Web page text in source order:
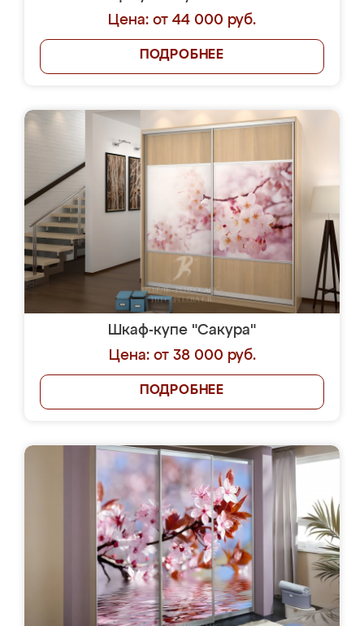
Цена: от 44 000 руб.
ПОДРОБНЕЕ
Шкаф-купе "Сакура"
Цена: от 38 000 руб.
ПОДРОБНЕЕ